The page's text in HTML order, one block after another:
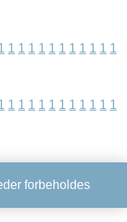
1 1 1 1 1 1 1 1 1 1 1
1 1 1 1 1 1 1 1 1 1 1
forbeholdes